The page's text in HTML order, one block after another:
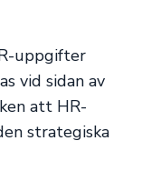
uppgifter
vid sidan av
att HR-
strategiska